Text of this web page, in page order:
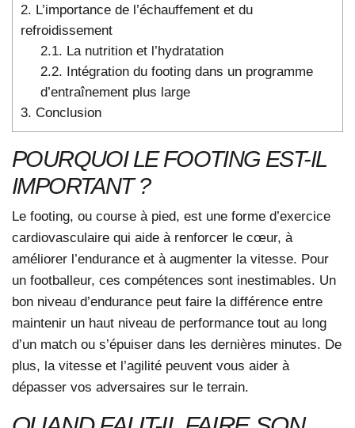
2. L’importance de l’échauffement et du
refroidissement
2.1. La nutrition et l’hydratation
2.2. Intégration du footing dans un programme
d’entraînement plus large
3. Conclusion
POURQUOI LE FOOTING EST-IL
IMPORTANT ?
Le footing, ou course à pied, est une forme d’exercice
cardiovasculaire qui aide à renforcer le cœur, à
améliorer l’endurance et à augmenter la vitesse. Pour
un footballeur, ces compétences sont inestimables. Un
bon niveau d’endurance peut faire la différence entre
maintenir un haut niveau de performance tout au long
d’un match ou s’épuiser dans les dernières minutes. De
plus, la vitesse et l’agilité peuvent vous aider à
dépasser vos adversaires sur le terrain.